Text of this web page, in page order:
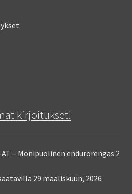
kirjoitukset!
– Monipuolinen endurorengas 2
29 maaliskuun, 2026